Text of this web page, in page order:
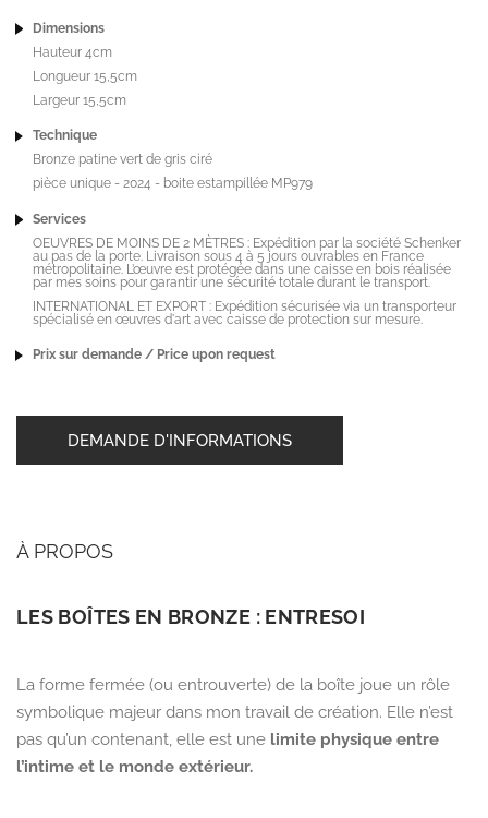
Dimensions
Hauteur 4cm
Longueur 15,5cm
Largeur 15,5cm
Technique
Bronze patine vert de gris ciré
pièce unique - 2024 - boite estampillée MP979
Services
OEUVRES DE MOINS DE 2 MÈTRES : Expédition par la société Schenker
au pas de la porte. Livraison sous 4 à 5 jours ouvrables en France
métropolitaine. L’œuvre est protégée dans une caisse en bois réalisée
par mes soins pour garantir une sécurité totale durant le transport.
INTERNATIONAL ET EXPORT : Expédition sécurisée via un transporteur
spécialisé en œuvres d'art avec caisse de protection sur mesure.
Prix sur demande / Price upon request
DEMANDE D'INFORMATIONS
À PROPOS
LES BOÎTES EN BRONZE : ENTRESOI
La forme fermée (ou entrouverte) de la boîte joue un rôle
symbolique majeur dans mon travail de création. Elle n’est
pas qu’un contenant, elle est une limite physique entre
l’intime et le monde extérieur.